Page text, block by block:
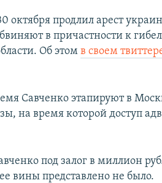
октября продлил арест
в причастности к
Об этомв своем
Савченко этапируют в
на время которой доступ
под залог в миллион
вины представлено не было.